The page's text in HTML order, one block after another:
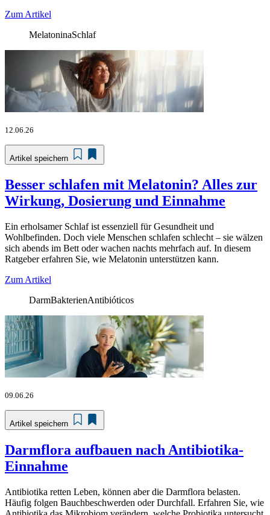
Zum Artikel
MelatoninaSchlaf
12.06.26
Artikel speichern
Besser schlafen mit Melatonin? Alles zur
Wirkung, Dosierung und Einnahme
Ein erholsamer Schlaf ist essenziell für Gesundheit und
Wohlbefinden. Doch viele Menschen schlafen schlecht – sie wälzen
sich abends im Bett oder wachen nachts mehrfach auf. In diesem
Ratgeber erfahren Sie, wie Melatonin unterstützen kann.
Zum Artikel
DarmBakterienAntibióticos
09.06.26
Artikel speichern
Darmflora aufbauen nach Antibiotika-
Einnahme
Antibiotika retten Leben, können aber die Darmflora belasten.
Häufig folgen Bauchbeschwerden oder Durchfall. Erfahren Sie, wie